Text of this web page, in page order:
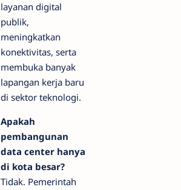
layanan digital
publik,
meningkatkan
konektivitas, serta
membuka banyak
lapangan kerja baru
di sektor teknologi.
Apakah
pembangunan
data center hanya
di kota besar?
Tidak. Pemerintah